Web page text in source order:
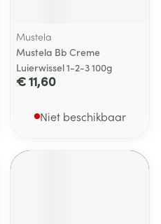
Mustela
Mustela Bb Creme
Luierwissel 1-2-3 100g
€ 11,60
Niet beschikbaar